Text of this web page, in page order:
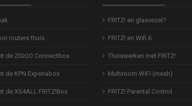
routers thuis
de ZIGGO Connectbox
de KPN Experiabox
de XS4ALL FRITZ!Box
FRITZ! en glasvezel?
FRITZ! en Wifi 6
Thuiswerken met FRITZ!
Multiroom WiFi (mesh)
FRITZ! Parental Control